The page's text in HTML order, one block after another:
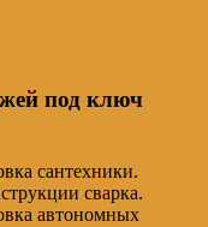
под ключ
сантехники.
сварка.
автономных